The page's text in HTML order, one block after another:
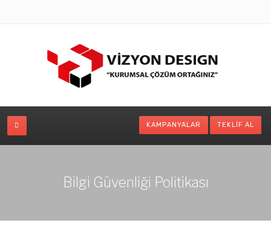
KAMPANYALAR TEKLIF AL
Bilgi Güvenliği Politikası